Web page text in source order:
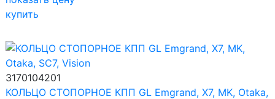
купить
3170104201
КОЛЬЦО СТОПОРНОЕ КПП GL Emgrand, X7, MK, Otaka,